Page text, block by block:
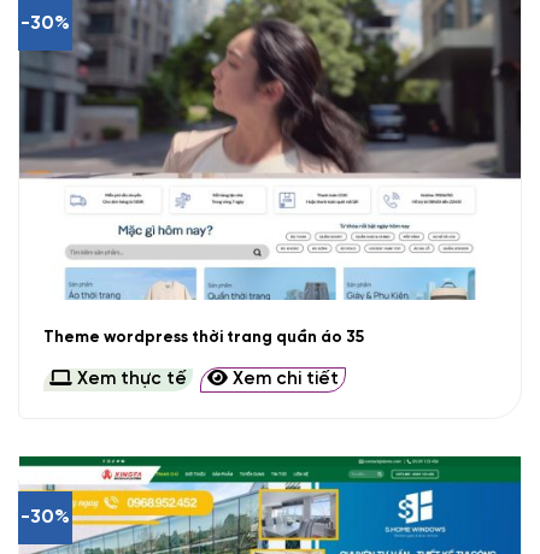
-30%
Theme wordpress thời trang quần áo 35
Xem thực tế Xem chi tiết
-30%